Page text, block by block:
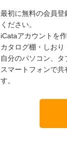
最初に無料の会員登
ください。
iCataアカウントを作
カタログ棚・しおり
自分のパソコン、タ
スマートフォンで共
す。